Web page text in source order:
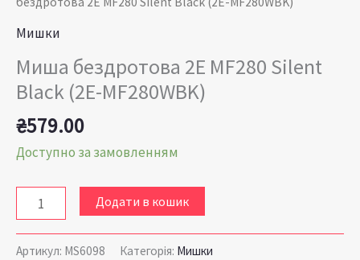
Мишки
Миша бездротова 2E MF280 Silent
Black (2E-MF280WBK)
₴579.00
Доступно за замовленням
Додати в кошик
Артикул: MS6098 Категорія: Мишки